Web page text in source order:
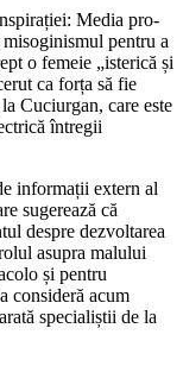
Media pro-
pentru a
o femeie „isterică și
ca forța să fie
Cuciurgan, care este
întregii
informații extern al
sugerează că
despre dezvoltarea
asupra malului
și pentru
consideră acum
specialiștii de la